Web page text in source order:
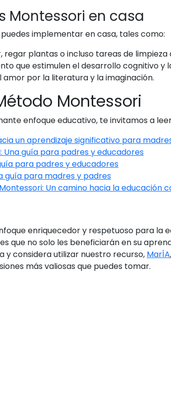
Montessori en casa
implementar en casa, tales como:
plantas o incluso tareas de
que estimulen el desarrollo cognitivo y
por la literatura y la imaginación.
Montessori
enfoque educativo, te invitamos a
un aprendizaje significativo para
guía para padres y educadores
para padres y educadores
guía para madres y padres
Un camino hacia la educación
enriquecedor y respetuoso para la
que no solo les beneficiarán en su
considera utilizar nuestro recurso, MarÍA
más valiosas que puedes tomar.